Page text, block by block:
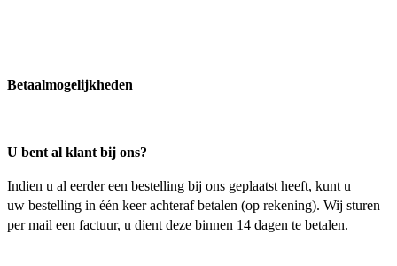
Betaalmogelijkheden
U bent al klant bij ons?
Indien u al eerder een bestelling bij ons geplaatst heeft, kunt u
uw bestelling in één keer achteraf betalen (op rekening). Wij sturen
per mail een factuur, u dient deze binnen 14 dagen te betalen.